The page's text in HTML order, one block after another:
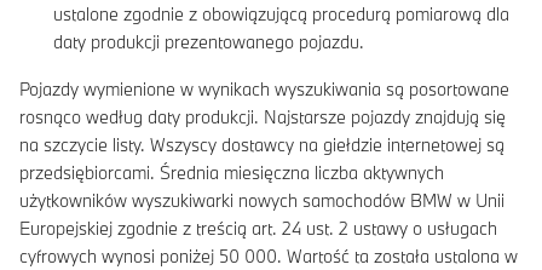
ustalone zgodnie z obowiązującą procedurą pomiarową dla
daty produkcji prezentowanego pojazdu.
Pojazdy wymienione w wynikach wyszukiwania są posortowane
rosnąco według daty produkcji. Najstarsze pojazdy znajdują się
na szczycie listy. Wszyscy dostawcy na giełdzie internetowej są
przedsiębiorcami. Średnia miesięczna liczba aktywnych
użytkowników wyszukiwarki nowych samochodów BMW w Unii
Europejskiej zgodnie z treścią art. 24 ust. 2 ustawy o usługach
cyfrowych wynosi poniżej 50 000. Wartość ta została ustalona w